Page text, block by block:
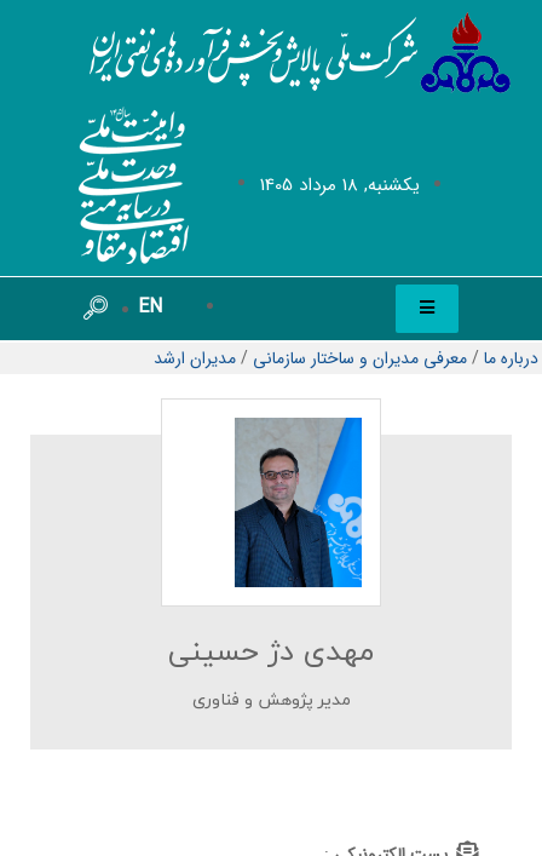
يکشنبه, 18 مرداد 1405
EN
درباره ما/معرفی مدیران و ساختار سازمانی /مدیران ارشد
مهدی دژ حسینی
مدير پژوهش و فناوری